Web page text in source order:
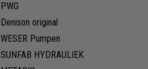
PWG
Denison original
WESER Pumpen
SUNFAB HYDRAULIEK